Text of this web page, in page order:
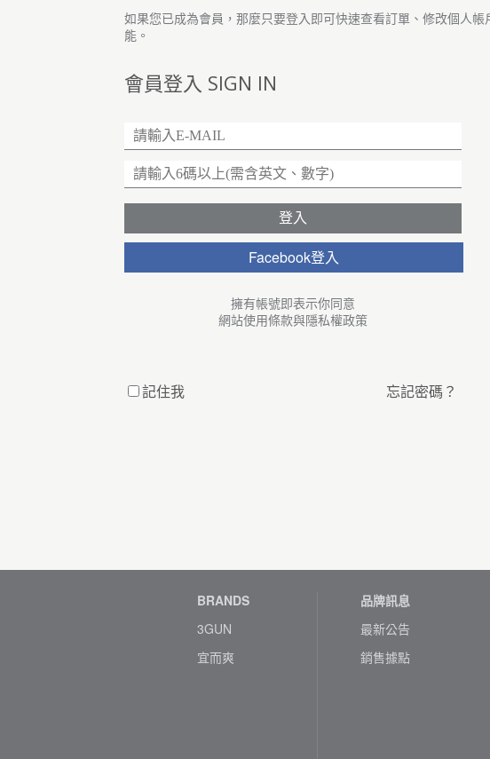
如果您已成為會員，那麼只要登入即可快速查看訂單、修改個人帳
能。
會員登入 SIGN IN
Facebook登入
擁有帳號即表示你同意
網站使用條款與隱私權政策
記住我 忘記密碼？
BRANDS
3GUN
宜而爽
品牌訊息
最新公告
銷售據點